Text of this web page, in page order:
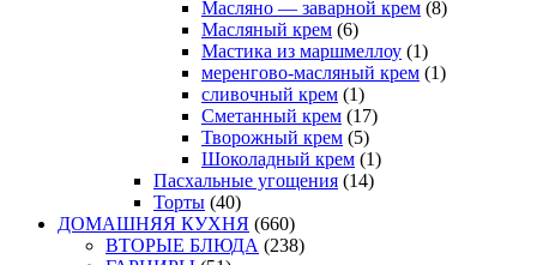
Масляно — заварной крем (8)
Масляный крем (6)
Мастика из маршмеллоу (1)
меренгово-масляный крем (1)
сливочный крем (1)
Сметанный крем (17)
Творожный крем (5)
Шоколадный крем (1)
Пасхальные угощения (14)
Торты (40)
ДОМАШНЯЯ КУХНЯ (660)
ВТОРЫЕ БЛЮДА (238)